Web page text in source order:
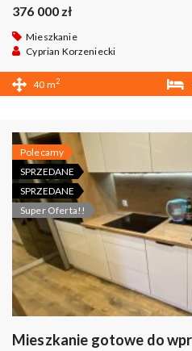
376 000 zł
Mieszkanie
Cyprian Korzeniecki
40 m2
Polecamy
SPRZEDANE
SPRZEDANE
Super Oferta!!
Mieszkanie gotowe do